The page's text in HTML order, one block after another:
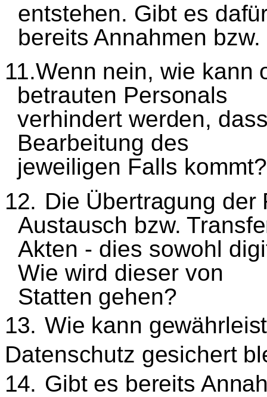
entstehen. Gibt es dafü
bereits Annahmen
11.Wenn nein, wie kann
betrauten Personals
verhindert werden,
Bearbeitung des
jeweiligen Falls kommt?
12. Die Übertragung der
Austausch bzw.
Akten - dies sowohl
Wie wird dieser von
Statten gehen?
13. Wie kann gewä
Datenschutz gesichert
14. Gibt es bereits